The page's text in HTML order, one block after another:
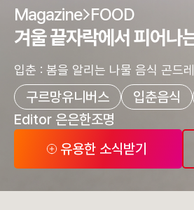
Magazine FOOD
겨울 끝자락에서 피어나
입춘 : 봄을 알리는 나물 음식 곤드
구르망유니버스 입춘음식
Editor 은은한조명
유용한 소식받기